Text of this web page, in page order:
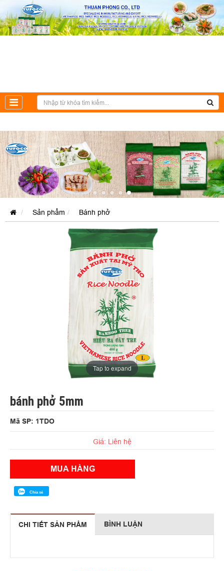
Sản phẩm Bánh phở
Tap to expand
bánh phở 5mm
Mã SP: 1TDO
Giá: Liên hệ
MUA HÀNG
Chia sẻ
CHI TIẾT SẢN PHẨM BÌNH LUẬN